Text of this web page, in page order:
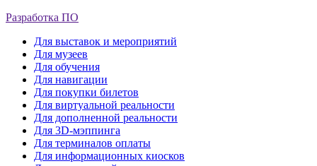
Разработка ПО
Для выставок и мероприятий
Для музеев
Для обучения
Для навигации
Для покупки билетов
Для виртуальной реальности
Для дополненной реальности
Для 3D-мэппинга
Для терминалов оплаты
Для информационных киосков